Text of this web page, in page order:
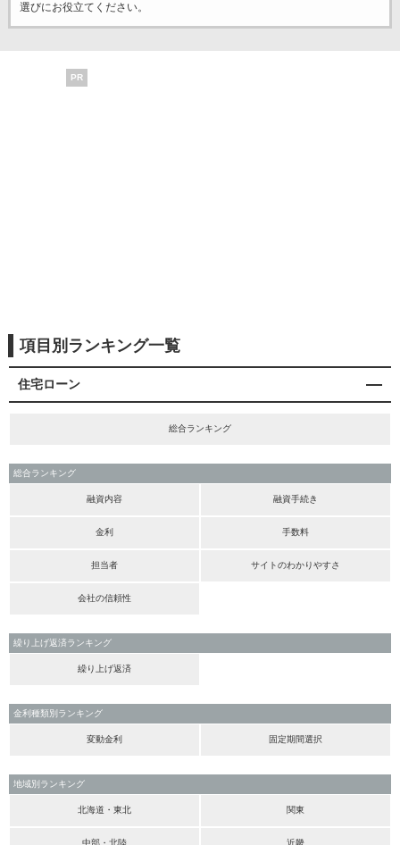
選びにお役立てください。
PR
項目別ランキング一覧
住宅ローン
総合ランキング
総合ランキング
融資内容 融資手続き
金利 手数料
担当者 サイトのわかりやすさ
会社の信頼性
繰り上げ返済ランキング
繰り上げ返済
金利種類別ランキング
変動金利 固定期間選択
地域別ランキング
北海道・東北 関東
中部・北陸 近畿